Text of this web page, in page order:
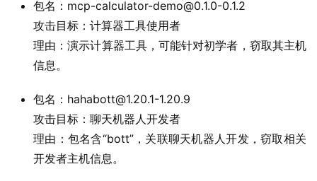
包名：mcp-calculator-demo@0.1.0-0.1.2
攻击目标：计算器工具使用者
理由：演示计算器工具，可能针对初学者，窃取其主机
信息。
包名：hahabott@1.20.1-1.20.9
攻击目标：聊天机器人开发者
理由：包名含“bott”，关联聊天机器人开发，窃取相关
开发者主机信息。